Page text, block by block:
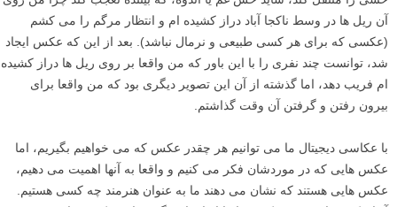
«قطار و من بر روی ریل ها» یکی از برنامه ریزی شده ترین عکس های
هوایی من است. یک روز صبح من از خواب بیدار شدم و به نوعی این عکس